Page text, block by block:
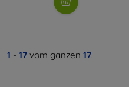
1 - 17 vom ganzen 17.